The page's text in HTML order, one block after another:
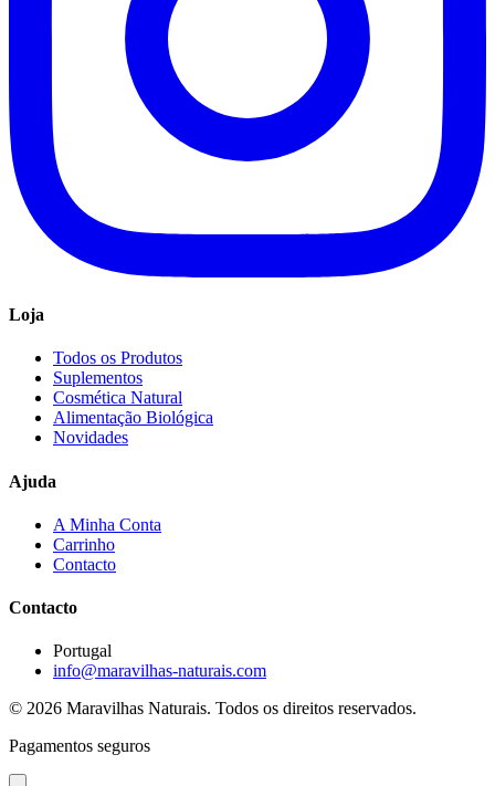
Loja
Todos os Produtos
Suplementos
Cosmética Natural
Alimentação Biológica
Novidades
Ajuda
A Minha Conta
Carrinho
Contacto
Contacto
Portugal
info@maravilhas-naturais.com
© 2026 Maravilhas Naturais. Todos os direitos reservados.
Pagamentos seguros